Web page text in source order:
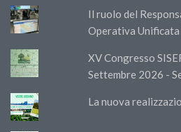
Il ruolo del
Operativa Unificata
XV Congresso
Settembre 2026 -
La nuova